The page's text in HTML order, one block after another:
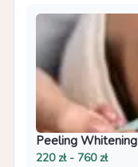
Peeling Whitening
220 zł - 760 zł